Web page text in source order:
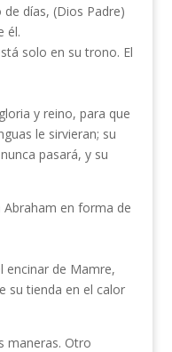
de días, (Dios Padre)
él.
solo en su trono. El
y reino, para que
le sirvieran; su
pasará, y su
Abraham en forma de
encinar de Mamre,
su tienda en el calor
maneras. Otro